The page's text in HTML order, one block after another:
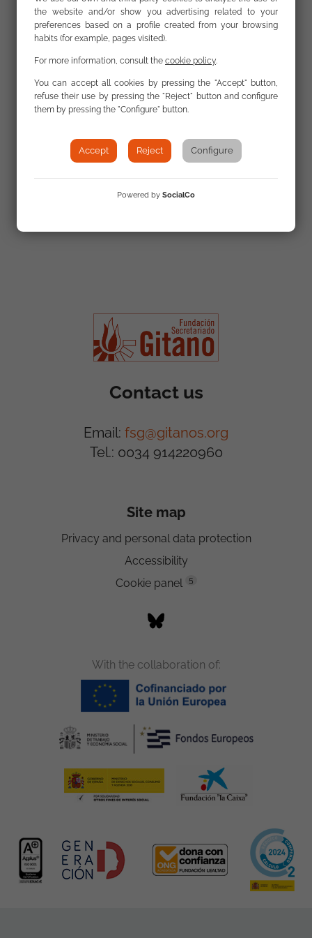
Secretariado Gitano, en relación
a al encuentro ‘Diálogos por la
interculturalidad’
organizados por la FSG y que
tuvo lugar en Barcelona y que contó con la
ponencia marco del sociólogoSami Nair.
Emitido el 23.12.2018
Contact us
Email: fsg@gitanos.org
Tel.: 0034 914220960
Site map
Privacy and personal data protection
Accessibility
Cookie panel
5
With the collaboration of:
the website and/or show you advertising related to your
preferences based on a profile created from your browsing
habits (for example, pages visited).
For more information, consult the cookie policy
You can accept all cookies by pressing the "Accept" button,
refuse their use by pressing the "Reject" button and configure
them by pressing the "Configure" button.
Accept Reject Configure
Powered by SocialCo